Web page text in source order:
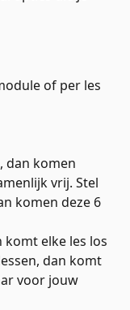
of per les
dan komen
vrij. Stel
komen deze 6
komt elke les los
dan komt
voor jouw